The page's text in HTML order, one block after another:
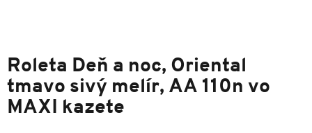
Roleta Deň a noc, Oriental
tmavo sivý melír, AA 110n vo
MAXI kazete